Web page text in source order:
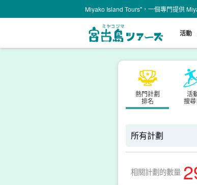
Miyako Island Tours"，一個專門提供
活動
熱門計劃
排名
活
搜
相關計劃的數量